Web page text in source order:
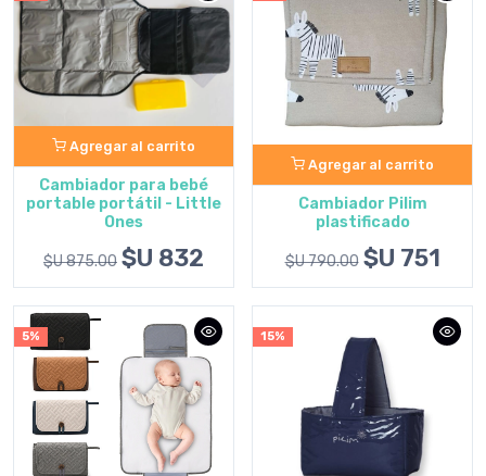
Agregar al carrito
Cambiador para bebé
portable portátil - Little
Ones
$U 875.00 $U 832
Agregar al carrito
Cambiador Pilim
plastificado
$U 790.00 $U 751
5% 15%